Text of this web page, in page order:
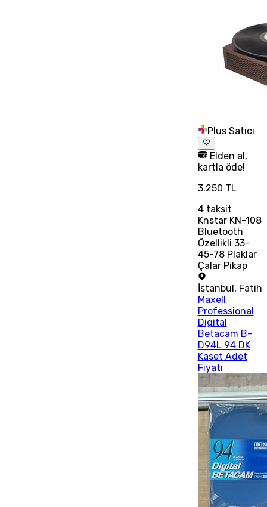
Plus Satıcı
Elden al,
kartla öde!
3.250 TL
4taksit
Knstar KN-108
Bluetooth
Özellikli 33-
45-78 Plaklar
Çalar Pikap
İstanbul, Fatih
Maxell
Professional
Digital
Betacam B-
D94L 94 DK
Kaset Adet
Fiyatı